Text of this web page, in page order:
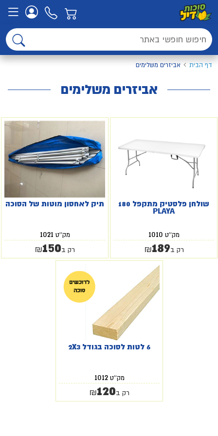
דף הבית אביזרים משלימים
אביזרים משלימים
שולחן פלסטיק מתקפל 180
PLAYA
מק''ט 1010
רק ב ₪189
תיק לאחסון מוטות של הסוכה
מק''ט 1021
רק ב ₪150
6 לטות לסוכה בגודל 2X3
מק''ט1012
רק ב ₪120